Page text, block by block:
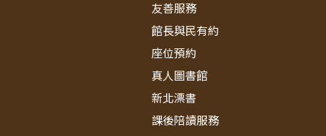
友善服務
館長與民有約
座位預約
真人圖書館
新北漂書
課後陪讀服務